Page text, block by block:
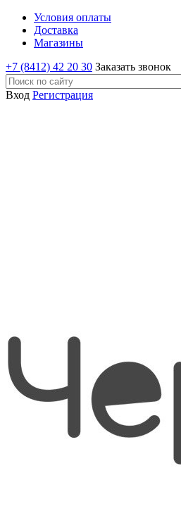
Условия оплаты
Доставка
Магазины
+7 (8412) 42 20 30 Заказать звонок
Вход Регистрация